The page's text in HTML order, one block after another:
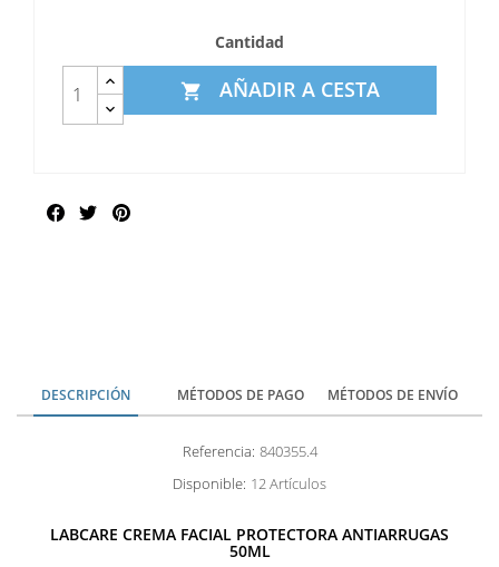
Cantidad
 AÑADIR A CESTA
Compartir
DESCRIPCIÓN MÉTODOS DE PAGO MÉTODOS DE ENVÍO
Referencia: 840355.4
Disponible: 12 Artículos
LABCARE CREMA FACIAL PROTECTORA ANTIARRUGAS
50ML